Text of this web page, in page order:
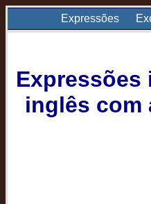
Expressões
Expressões
inglês com